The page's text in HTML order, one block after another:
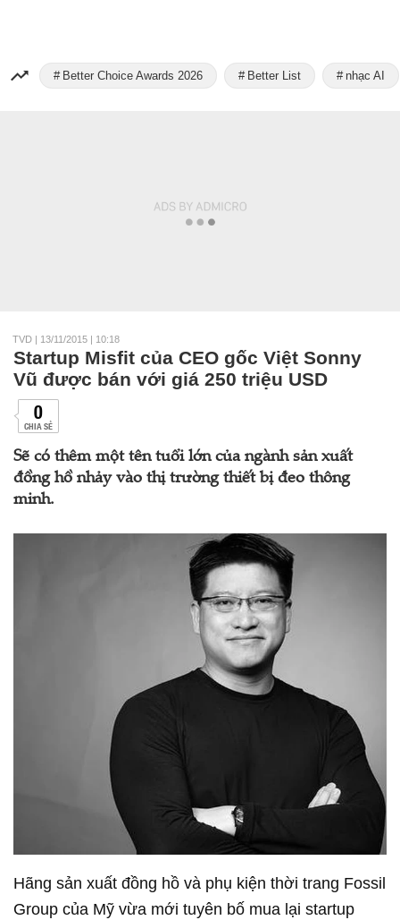
Better Choice Awards 2026 Better List nhạc AI
TVD | 13/11/2015 | 10:18
Startup Misfit của CEO gốc Việt Sonny
Vũ được bán với giá 250 triệu USD
0
CHIA SẺ
Sẽ có thêm một tên tuổi lớn của ngành sản xuất
đồng hồ nhảy vào thị trường thiết bị đeo thông
minh.
Hãng sản xuất đồng hồ và phụ kiện thời trang Fossil
Group của Mỹ vừa mới tuyên bố mua lại startup